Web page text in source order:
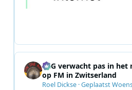
SRG verwacht pas in het
op FM in Zwitserland
Roel Dickse·Geplaatst